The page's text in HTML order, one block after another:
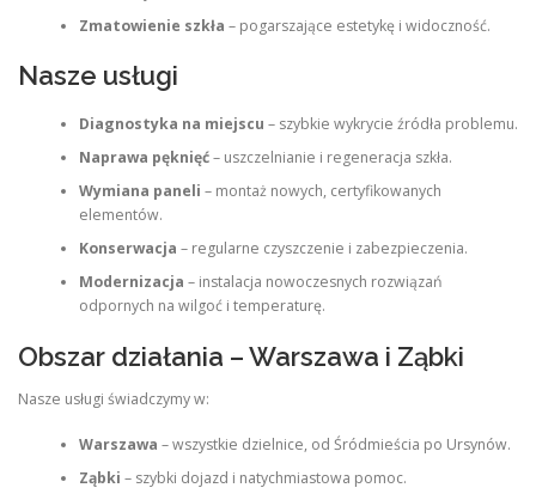
Zmatowienie szkła – pogarszające estetykę i widoczność.
Nasze usługi
Diagnostyka na miejscu – szybkie wykrycie źródła problemu.
Naprawa pęknięć– uszczelnianie i regeneracja szkła.
Wymiana paneli – montaż nowych, certyfikowanych
elementów.
Konserwacja – regularne czyszczenie i zabezpieczenia.
Modernizacja – instalacja nowoczesnych rozwiązań
odpornych na wilgoć i temperaturę.
Obszar działania – Warszawa i Ząbki
Nasze usługi świadczymy w:
Warszawa – wszystkie dzielnice, od Śródmieścia po Ursynów.
Ząbki – szybki dojazd i natychmiastowa pomoc.